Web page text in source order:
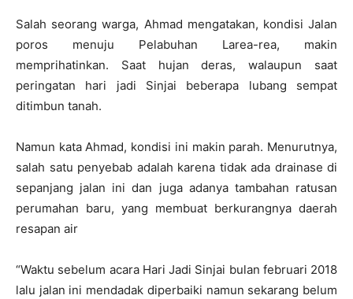
Salah seorang warga, Ahmad mengatakan, kondisi Jalan
poros menuju Pelabuhan Larea-rea, makin
memprihatinkan. Saat hujan deras, walaupun saat
peringatan hari jadi Sinjai beberapa lubang sempat
ditimbun tanah.
Namun kata Ahmad, kondisi ini makin parah. Menurutnya,
salah satu penyebab adalah karena tidak ada drainase di
sepanjang jalan ini dan juga adanya tambahan ratusan
perumahan baru, yang membuat berkurangnya daerah
resapan air
“Waktu sebelum acara Hari Jadi Sinjai bulan februari 2018
lalu jalan ini mendadak diperbaiki namun sekarang belum